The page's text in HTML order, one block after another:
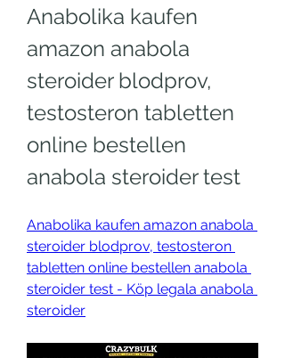
Anabolika kaufen
amazon anabola
steroider blodprov,
testosteron tabletten
online bestellen
anabola steroider test
Anabolika kaufen amazon anabola
steroider blodprov, testosteron
tabletten online bestellen anabola
steroider test - Köp legala anabola
steroider